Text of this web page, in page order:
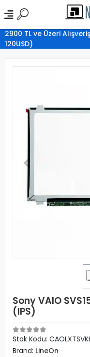
2900 TL ve Üzeri
120USD)
Sony VAIO
(IPS)
Stok Kodu:
Brand: LineOn